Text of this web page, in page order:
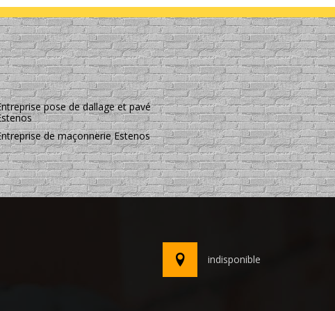
pose de dallage et pavé
de maçonnerie Estenos
indisponible